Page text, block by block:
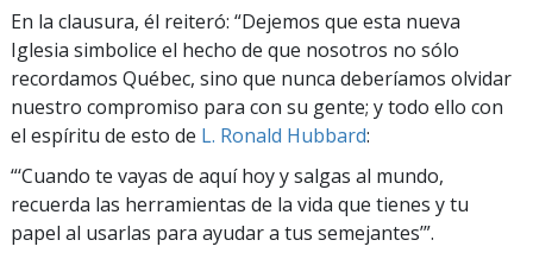
En la clausura, él reiteró: “Dejemos que esta nueva
Iglesia simbolice el hecho de que nosotros no sólo
recordamos Québec, sino que nunca deberíamos olvidar
nuestro compromiso para con su gente; y todo ello con
el espíritu de esto de L. Ronald Hubbard:
“‘Cuando te vayas de aquí hoy y salgas al mundo,
recuerda las herramientas de la vida que tienes y tu
papel al usarlas para ayudar a tus semejantes’”.